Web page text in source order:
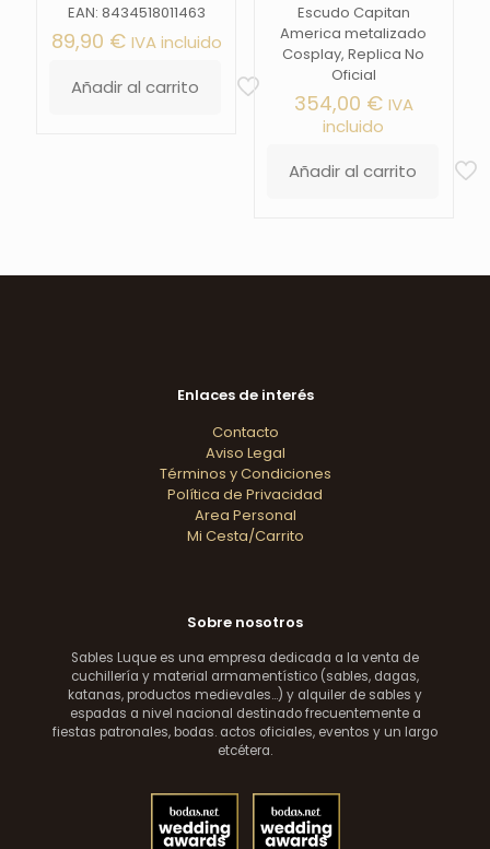
EAN: 8434518011463
89,90 € IVA incluido
Añadir al carrito
Escudo Capitan
America metalizado
Cosplay, Replica No
Oficial
354,00 € IVA
incluido
Añadir al carrito
Enlaces de interés
Contacto
Aviso Legal
Términos y Condiciones
Política de Privacidad
Area Personal
Mi Cesta/Carrito
Sobre nosotros
Sables Luque es una empresa dedicada a la venta de
cuchillería y material armamentístico (sables, dagas,
katanas, productos medievales...) y alquiler de sables y
espadas a nivel nacional destinado frecuentemente a
fiestas patronales, bodas. actos oficiales, eventos y un largo
etcétera.